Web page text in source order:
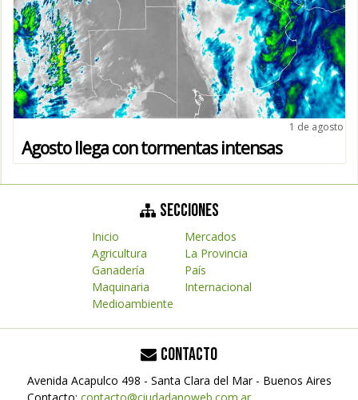
1 de agosto
Agosto llega con tormentas intensas
SECCIONES
Inicio
Agricultura
Ganadería
Maquinaria
Medioambiente
Mercados
La Provincia
País
Internacional
CONTACTO
Avenida Acapulco 498 - Santa Clara del Mar - Buenos Aires